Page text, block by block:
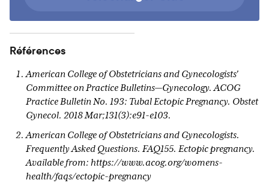
Références
American College of Obstetricians and Gynecologists'
Committee on Practice Bulletins—Gynecology. ACOG
Practice Bulletin No. 193: Tubal Ectopic Pregnancy. Obstet
Gynecol. 2018 Mar;131(3):e91-e103.
American College of Obstetricians and Gynecologists.
Frequently Asked Questions. FAQ155. Ectopic pregnancy.
Available from: https://www.acog.org/womens-
health/faqs/ectopic-pregnancy